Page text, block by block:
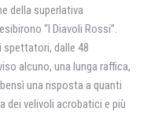
della superlativa
“I Diavoli Rossi”.
spettatori, dalle 48
alcuno, una lunga raffica,
una risposta a quanti
dei velivoli acrobatici e più